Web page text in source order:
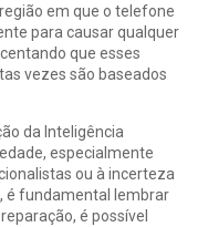
em que o telefone
para causar qualquer
que esses
vezes são baseados
da Inteligência
especialmente
ou à incerteza
é fundamental lembrar
é possível